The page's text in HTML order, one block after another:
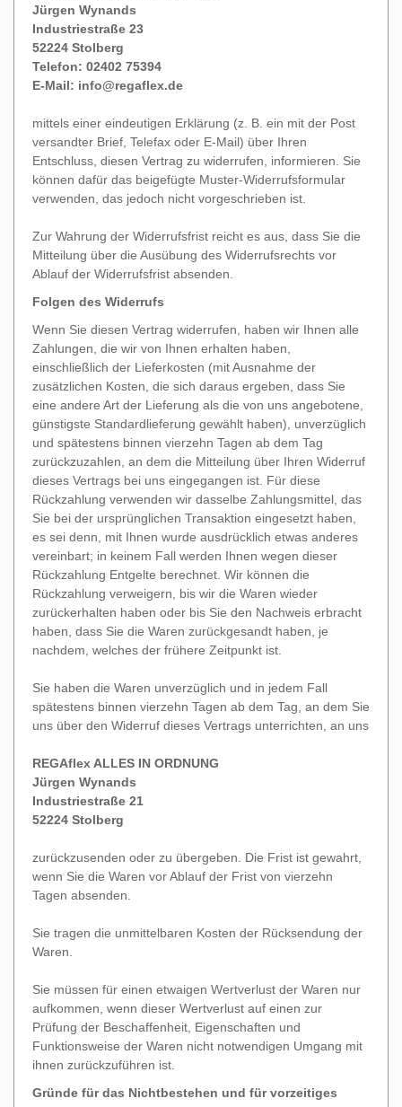
Jürgen Wynands
Industriestraße 23
52224 Stolberg
Telefon: 02402 75394
E-Mail: info@regaflex.de
mittels einer eindeutigen Erklärung (z. B. ein mit der Post
versandter Brief, Telefax oder E-Mail) über Ihren
Entschluss, diesen Vertrag zu widerrufen, informieren. Sie
können dafür das beigefügte Muster-Widerrufsformular
verwenden, das jedoch nicht vorgeschrieben ist.
Zur Wahrung der Widerrufsfrist reicht es aus, dass Sie die
Mitteilung über die Ausübung des Widerrufsrechts vor
Ablauf der Widerrufsfrist absenden.
Folgen des Widerrufs
Wenn Sie diesen Vertrag widerrufen, haben wir Ihnen alle
Zahlungen, die wir von Ihnen erhalten haben,
einschließlich der Lieferkosten (mit Ausnahme der
zusätzlichen Kosten, die sich daraus ergeben, dass Sie
eine andere Art der Lieferung als die von uns angebotene,
günstigste Standardlieferung gewählt haben), unverzüglich
und spätestens binnen vierzehn Tagen ab dem Tag
zurückzuzahlen, an dem die Mitteilung über Ihren Widerruf
dieses Vertrags bei uns eingegangen ist. Für diese
Rückzahlung verwenden wir dasselbe Zahlungsmittel, das
Sie bei der ursprünglichen Transaktion eingesetzt haben,
es sei denn, mit Ihnen wurde ausdrücklich etwas anderes
vereinbart; in keinem Fall werden Ihnen wegen dieser
Rückzahlung Entgelte berechnet. Wir können die
Rückzahlung verweigern, bis wir die Waren wieder
zurückerhalten haben oder bis Sie den Nachweis erbracht
haben, dass Sie die Waren zurückgesandt haben, je
nachdem, welches der frühere Zeitpunkt ist.
Sie haben die Waren unverzüglich und in jedem Fall
spätestens binnen vierzehn Tagen ab dem Tag, an dem Sie
uns über den Widerruf dieses Vertrags unterrichten, an uns
REGAflex ALLES IN ORDNUNG
Jürgen Wynands
Industriestraße 21
52224 Stolberg
zurückzusenden oder zu übergeben. Die Frist ist gewahrt,
wenn Sie die Waren vor Ablauf der Frist von vierzehn
Tagen absenden.
Sie tragen die unmittelbaren Kosten der Rücksendung der
Waren.
Sie müssen für einen etwaigen Wertverlust der Waren nur
aufkommen, wenn dieser Wertverlust auf einen zur
Prüfung der Beschaffenheit, Eigenschaften und
Funktionsweise der Waren nicht notwendigen Umgang mit
ihnen zurückzuführen ist.
Gründe für das Nichtbestehen und für vorzeitiges